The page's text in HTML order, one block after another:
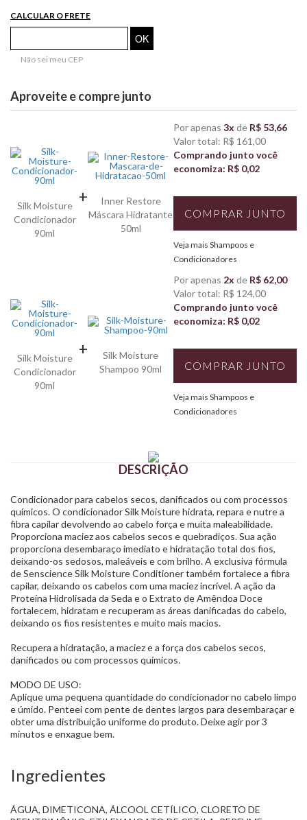
CALCULAR O FRETE
Não sei meu CEP
Aproveite e compre junto
Silk Moisture
Condicionador
90ml
+
Inner Restore
Máscara Hidratante
50ml
Por apenas 3x de R$ 53,66
Valor total: R$ 161,00
Comprando junto você
economiza: R$ 0,02
COMPRAR JUNTO
Veja mais Shampoos e
Condicionadores
Silk Moisture
Condicionador
90ml
+
Silk Moisture
Shampoo 90ml
Por apenas 2x de R$ 62,00
Valor total: R$ 124,00
Comprando junto você
economiza: R$ 0,02
COMPRAR JUNTO
Veja mais Shampoos e
Condicionadores
DESCRIÇÃO
Condicionador para cabelos secos, danificados ou com processos
químicos. O condicionador Silk Moisture hidrata, repara e nutre a
fibra capilar devolvendo ao cabelo força e muita maleabilidade.
Proporciona maciez aos cabelos secos e quebradiços. Sua ação
proporciona desembaraço imediato e hidratação total dos fios,
deixando-os sedosos, maleáveis e com brilho. A exclusiva fórmula
de Senscience Silk Moisture Conditioner também fortalece a fibra
capilar, deixando os cabelos com uma maciez incrível. A ação da
Proteína Hidrolisada da Seda e o Extrato de Amêndoa Doce
fortalecem, hidratam e recuperam as áreas danificadas do cabelo,
deixando os fios resistentes e muito mais macios.
Recupera a hidratação, a maciez e a força dos cabelos secos,
danificados ou com processos químicos.
MODO DE USO:
Aplique uma pequena quantidade do condicionador no cabelo limpo
e úmido. Penteei com pente de dentes largos para desembaraçar e
obter uma distribuição uniforme do produto. Deixe agir por 3
minutos e enxague bem.
Ingredientes
ÁGUA, DIMETICONA, ÁLCOOL CETÍLICO, CLORETO DE